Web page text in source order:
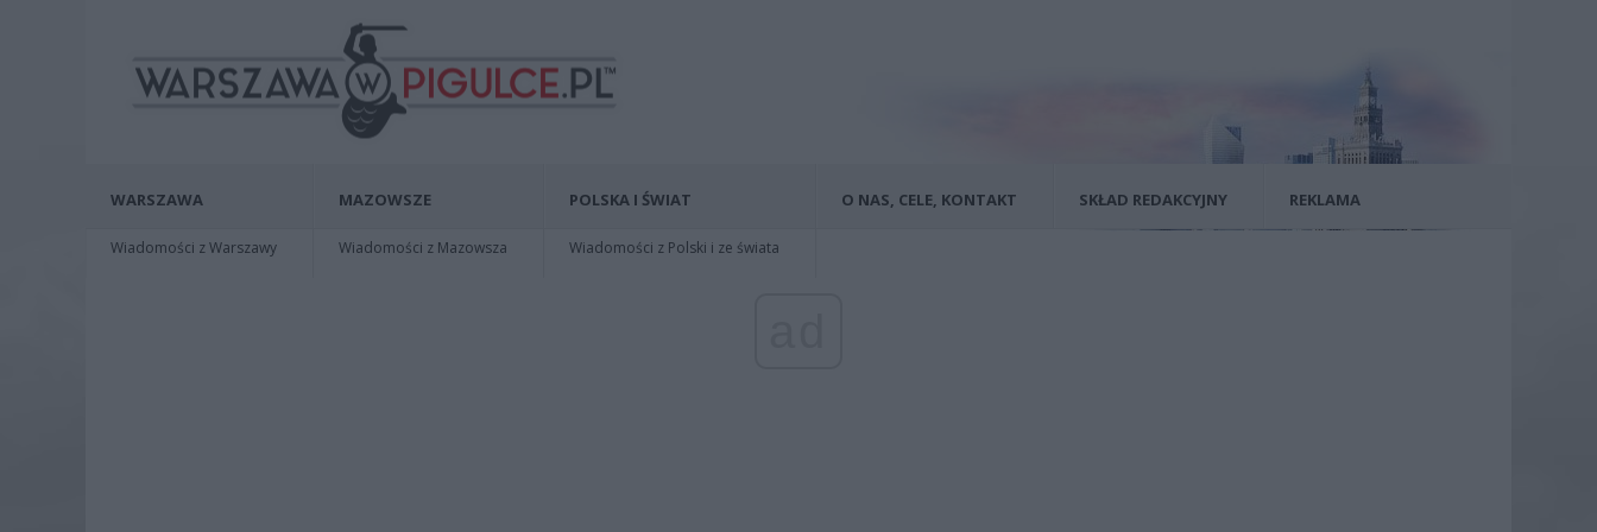
WARSZAWA
Wiadomości z Warszawy
MAZOWSZE
Wiadomości z Mazowsza
POLSKA I ŚWIAT
Wiadomości z Polski i ze świata
O NAS, CELE, KONTAKT SKŁAD REDAKCYJNY REKLAMA